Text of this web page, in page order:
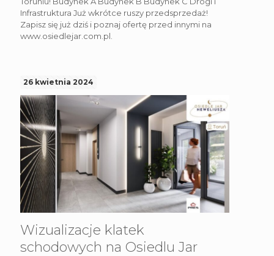
Infrastruktura Już wkrótce ruszy przedsprzedaż!
Zapisz się już dziś i poznaj ofertę przed innymi na
www.osiedlejar.com.pl.
26 kwietnia 2024
Wizualizacje klatek
schodowych na Osiedlu Jar